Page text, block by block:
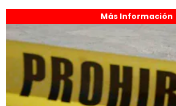
Más Información